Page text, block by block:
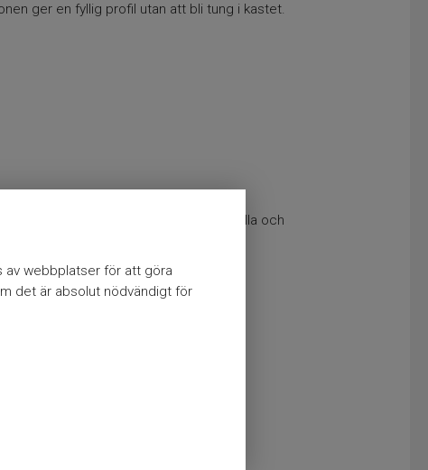
av webbplatser för att göra
det är absolut nödvändigt för
ger en fyllig profil utan att bli tung i kastet.
och presenterar sig effektivt i både stilla och